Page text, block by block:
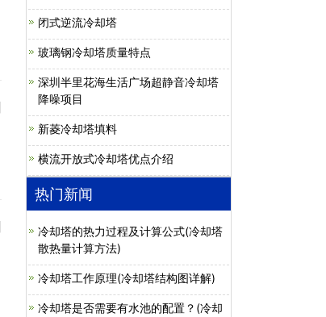
闭式逆流冷却塔
玻璃钢冷却塔质量特点
深圳半里花海生活广场超静音冷却塔
降噪项目
新菱冷却塔填料
横流开放式冷却塔优点介绍
热门新闻
冷却塔的热力过程及计算公式(冷却塔
散热量计算方法)
冷却塔工作原理(冷却塔结构图详解)
冷却塔是否需要有水池的配置？(冷却